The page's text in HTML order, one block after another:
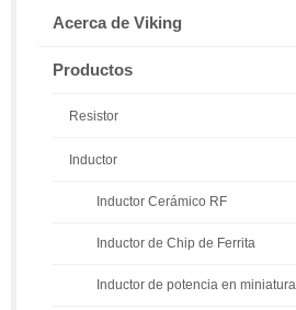
Acerca de Viking
Productos
Resistor
Inductor
Inductor Cerámico RF
Inductor de Chip de Ferrita
Inductor de potencia en miniatura